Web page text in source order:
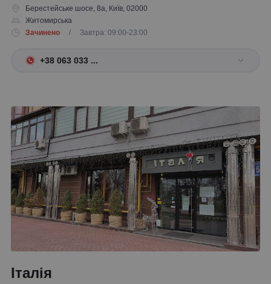
Берестейське шосе, 8а, Київ, 02000
Житомирська
Зачинено
/ Завтра: 09:00-23:00
+38 063 033 ...
Італія